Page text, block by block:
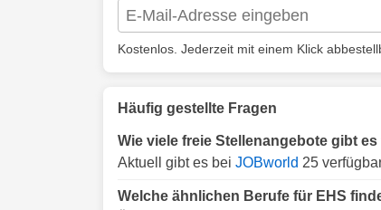
Kostenlos. Jederzeit mit einem Klick
Häufig gestellte Fragen
Wie viele freie Stellenangebote gibt
Aktuell gibt es bei JOBworld 25
Welche ähnlichen Berufe für EHS